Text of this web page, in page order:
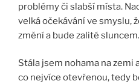
problémy či slabší místa.
velká očekávání ve smyslu,
změní a bude zalité sluncem.
Stála jsem nohama na zemi
co nejvíce otevřenou, tedy